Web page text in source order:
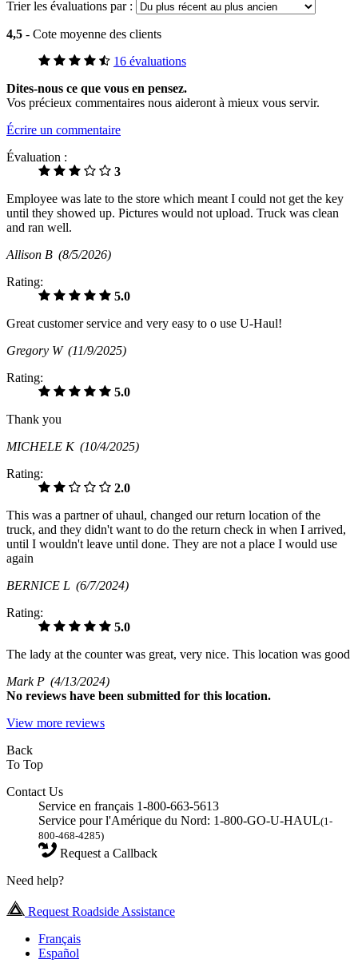
Trier les évaluations par :
4,5 - Cote moyenne des clients
16 évaluations
Dites-nous ce que vous en pensez.
Vos précieux commentaires nous aideront à mieux vous servir.
Écrire un commentaire
Évaluation :
3
Employee was late to the store which meant I could not get the key
until they showed up. Pictures would not upload. Truck was clean
and ran well.
Allison B (8/5/2026)
Rating:
5.0
Great customer service and very easy to o use U-Haul!
Gregory W (11/9/2025)
Rating:
5.0
Thank you
MICHELE K (10/4/2025)
Rating:
2.0
This was a partner of uhaul, changed our return location of the
truck, and they didn't want to do the return check in when I arrived,
until I wouldn't leave until done. They are not a place I would use
again
BERNICE L (6/7/2024)
Rating:
5.0
The lady at the counter was great, very nice. This location was good
Mark P (4/13/2024)
No reviews have been submitted for this location.
View more reviews
Back
To Top
Contact Us
Service en français 1-800-663-5613
Service pour l'Amérique du Nord: 1-800-GO-U-HAUL(1-
800-468-4285)
Request a Callback
Need help?
Request Roadside Assistance
Français
Español